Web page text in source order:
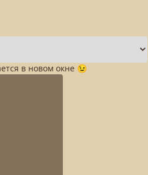
в новом окне 😉